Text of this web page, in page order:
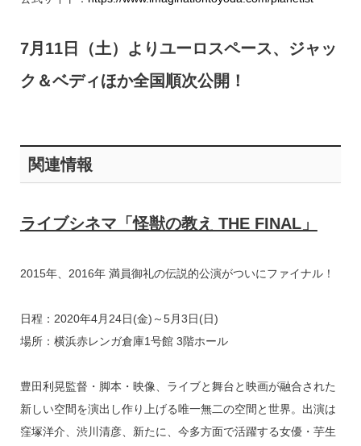
7月11日（土）よりユーロスペース、ジャッ
ク＆ベディほか全国順次公開！
関連情報
ライブシネマ「怪獣の教え THE FINAL」
2015年、2016年 満員御礼の伝説的公演がついにファイナル！
日程：2020年4月24日(金)～5月3日(日)
場所：横浜赤レンガ倉庫1号館 3階ホール
豊田利晃監督・脚本・映像、ライブと舞台と映画が融合された
新しい空間を演出し作り上げる唯一無二の空間と世界。出演は
窪塚洋介、渋川清彦、新たに、今多方面で活躍する女優・芋生